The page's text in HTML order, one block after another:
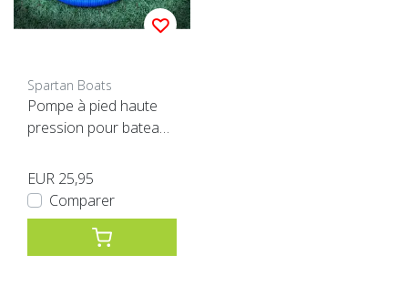
Spartan Boats
Pompe à pied haute
pression pour bateaux
EUR 25,95
Comparer